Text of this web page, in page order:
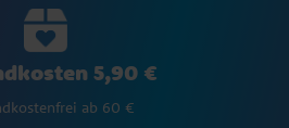
5,90 €
ab 60 €